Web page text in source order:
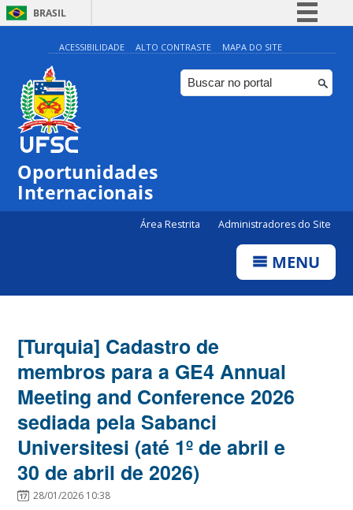
BRASIL
Simplifique!
Comunica BR
Participe
ACESSIBILIDADE ALTO CONTRASTE MAPA DO SITE
Oportunidades
Internacionais
Área Restrita Administradores do Site
MENU
[Turquia] Cadastro de
membros para a GE4 Annual
Meeting and Conference 2026
sediada pela Sabanci
Universitesi (até 1º de abril e
30 de abril de 2026)
28/01/2026 10:38